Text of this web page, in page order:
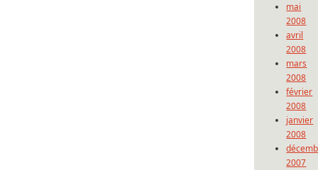
mai
2008
avril
2008
mars
2008
février
2008
janvier
2008
2007